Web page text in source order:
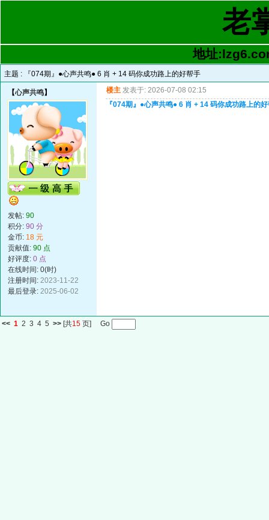
老
地址
主题 : 『074期』●心声共鸣● 6 肖 + 14 码你成功路上的好帮手
【心声共鸣】
发帖: 90
积分: 90 分
金币: 18 元
贡献值: 90 点
好评度: 0 点
在线时间: 0(时)
注册时间: 2023-11-22
最后登录: 2025-06-02
楼主 发表于: 2026-07-08 02:15
『074期』●心声共鸣● 6 肖 + 14 码你成功路上的
<< 1 2 3 4 5 >> [共15 页] Go